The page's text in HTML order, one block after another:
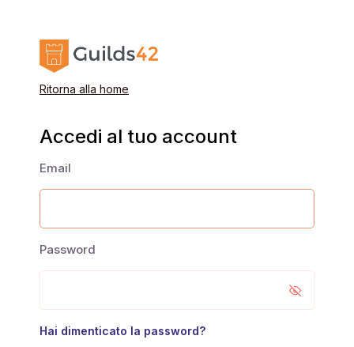
Ritorna alla home
Accedi al tuo account
Email
Password
Hai dimenticato la password?